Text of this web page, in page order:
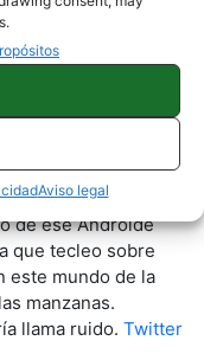
Aviso legal
desde 2020.
de ese Androide
que tecleo sobre
este mundo de la
manzanas.
llama ruido. Twitter